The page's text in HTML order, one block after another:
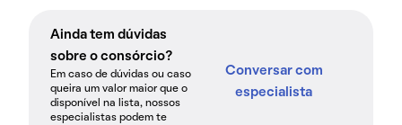
Ainda tem dúvidas
sobre o consórcio?
Em caso de dúvidas ou caso
queira um valor maior que o
disponível na lista, nossos
especialistas podem te
Conversar com
especialista